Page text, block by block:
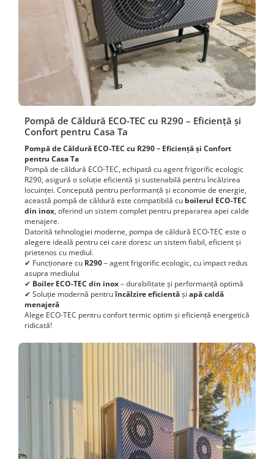
Pompă de Căldură ECO-TEC cu R290 – Eficiență și
Confort pentru Casa Ta
Pompă de Căldură ECO-TEC cu R290 – Eficiență și Confort
pentru Casa Ta
Pompă de căldură ECO-TEC, echipată cu agent frigorific ecologic
R290, asigură o soluție eficientă și sustenabilă pentru încălzirea
locuinței. Concepută pentru performanță și economie de energie,
această pompă de căldură este compatibilă cu boilerul ECO-TEC
din inox, oferind un sistem complet pentru prepararea apei calde
menajere.
Datorită tehnologiei moderne, pompa de căldură ECO-TEC este o
alegere ideală pentru cei care doresc un sistem fiabil, eficient și
prietenos cu mediul.
✔ Funcționare cu R290– agent frigorific ecologic, cu impact redus
asupra mediului
✔ Boiler ECO-TEC din inox– durabilitate și performanță optimă
✔ Soluție modernă pentruîncălzire eficientăși apă caldă
menajeră
Alege ECO-TEC pentru confort termic optim și eficiență energetică
ridicată!